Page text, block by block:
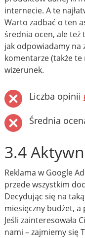
internecie. A te
Warto zadbać o ten
średnia ocen, ale też
jak odpowiadamy na
komentarze (także
wizerunek.
Liczba opinii
Średnia
3.4
Reklama w Google
przede wszystkim
Decydując się na
miesięczny budżet, a
Jeśli zainteresowała
nami – zajmiemy się